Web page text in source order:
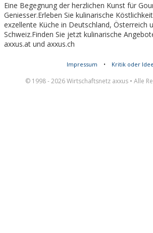
Eine Begegnung der herzlichen Kunst für
Geniesser.Erleben Sie kulinarische
exzellente Küche in Deutschland, Österreich
Schweiz.Finden Sie jetzt kulinarische
axxus.at und axxus.ch
Impressum • Kritik oder
© 1998 - 2026 Wirtschaftsnetz axxus • Alle